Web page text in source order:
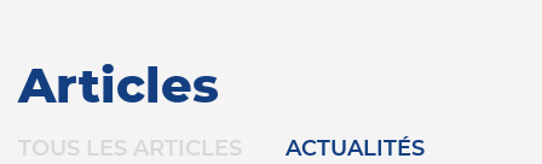
Articles
TOUS LES ARTICLES ACTUALITÉS